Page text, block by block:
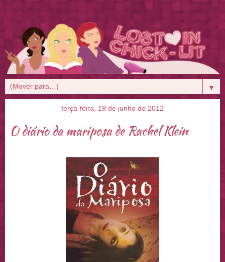
▼
terça-feira, 19 de junho de 2012
O diário da mariposa de Rachel Klein